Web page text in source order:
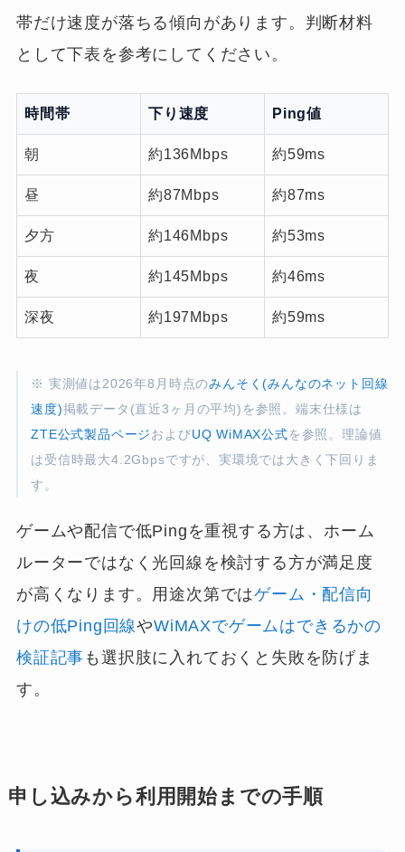
帯だけ速度が落ちる傾向があります。判断材料
として下表を参考にしてください。
時間帯 下り速度 Ping値
朝 約136Mbps 約59ms
昼 約87Mbps 約87ms
夕方 約146Mbps 約53ms
夜 約145Mbps 約46ms
深夜 約197Mbps 約59ms
※ 実測値は2026年8月時点のみんそく(みんなのネット回線
速度)掲載データ(直近3ヶ月の平均)を参照。端末仕様は
ZTE公式製品ページおよびUQ WiMAX公式を参照。理論値
は受信時最大4.2Gbpsですが、実環境では大きく下回りま
す。
ゲームや配信で低Pingを重視する方は、ホーム
ルーターではなく光回線を検討する方が満足度
が高くなります。用途次第ではゲーム・配信向
けの低Ping回線やWiMAXでゲームはできるかの
検証記事 も選択肢に入れておくと失敗を防げま
す。
申し込みから利用開始までの手順